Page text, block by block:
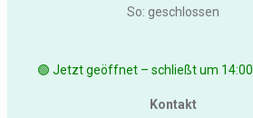
So: geschlossen
🟢 Jetzt geöffnet – schließt um 14:00
Kontakt